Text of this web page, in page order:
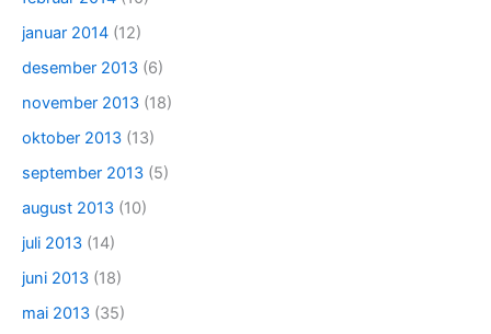
januar 2014 (12)
desember 2013 (6)
november 2013 (18)
oktober 2013 (13)
september 2013 (5)
august 2013 (10)
juli 2013 (14)
juni 2013 (18)
mai 2013 (35)